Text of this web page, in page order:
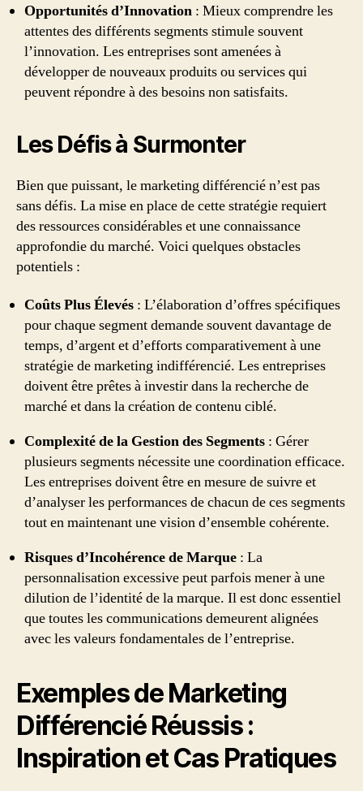
Opportunités d’Innovation : Mieux comprendre les
attentes des différents segments stimule souvent
l’innovation. Les entreprises sont amenées à
développer de nouveaux produits ou services qui
peuvent répondre à des besoins non satisfaits.
Les Défis à Surmonter
Bien que puissant, le marketing différencié n’est pas
sans défis. La mise en place de cette stratégie requiert
des ressources considérables et une connaissance
approfondie du marché. Voici quelques obstacles
potentiels :
Coûts Plus Élevés : L’élaboration d’offres spécifiques
pour chaque segment demande souvent davantage de
temps, d’argent et d’efforts comparativement à une
stratégie de marketing indifférencié. Les entreprises
doivent être prêtes à investir dans la recherche de
marché et dans la création de contenu ciblé.
Complexité de la Gestion des Segments : Gérer
plusieurs segments nécessite une coordination efficace.
Les entreprises doivent être en mesure de suivre et
d’analyser les performances de chacun de ces segments
tout en maintenant une vision d’ensemble cohérente.
Risques d’Incohérence de Marque : La
personnalisation excessive peut parfois mener à une
dilution de l’identité de la marque. Il est donc essentiel
que toutes les communications demeurent alignées
avec les valeurs fondamentales de l’entreprise.
Exemples de Marketing
Différencié Réussis :
Inspiration et Cas Pratiques